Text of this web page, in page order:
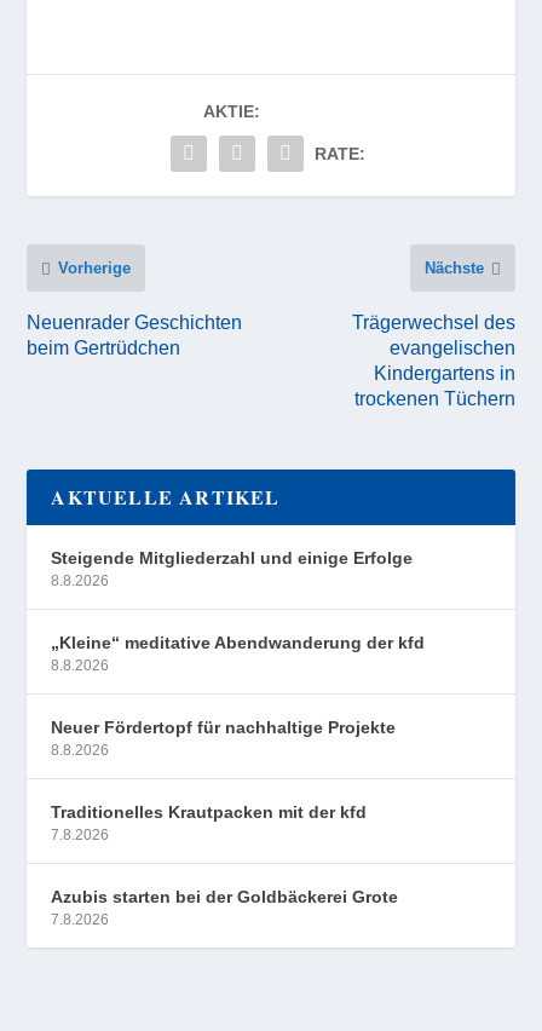
AKTIE:
RATE:
Vorherige
Neuenrader Geschichten
beim Gertrüdchen
Nächste
Trägerwechsel des
evangelischen
Kindergartens in
trockenen Tüchern
AKTUELLE ARTIKEL
Steigende Mitgliederzahl und einige Erfolge
8.8.2026
„Kleine“ meditative Abendwanderung der kfd
8.8.2026
Neuer Fördertopf für nachhaltige Projekte
8.8.2026
Traditionelles Krautpacken mit der kfd
7.8.2026
Azubis starten bei der Goldbäckerei Grote
7.8.2026